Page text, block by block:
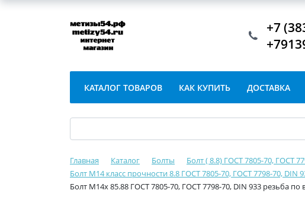
+7
КАТАЛОГ ТОВАРОВ КАК КУПИТЬ ДОСТАВКА
Главная Каталог Болты
Болт ( 8.8) ГОСТ 7805-70, ГОСТ
Болт М14 класс прочности 8.8 ГОСТ 7805-70, ГОСТ 7798-70, DIN
Болт М14х 85.88 ГОСТ 7805-70, ГОСТ 7798-70, DIN 933 резьба